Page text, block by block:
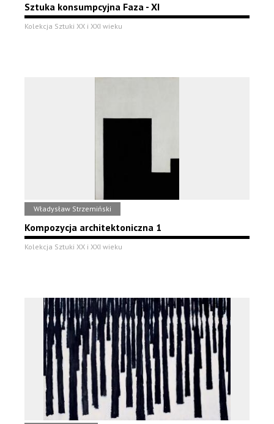
Sztuka konsumpcyjna Faza - XI
Kolekcja Sztuki XX i XXI wieku
Władysław Strzemiński
Kompozycja architektoniczna 1
Kolekcja Sztuki XX i XXI wieku